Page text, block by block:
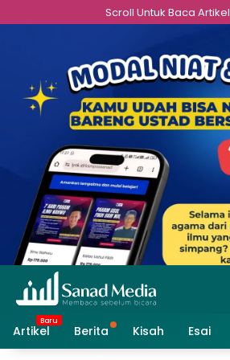
to
Scroll Untuk Baca Artikel
Artikel Berita Kisah Esai